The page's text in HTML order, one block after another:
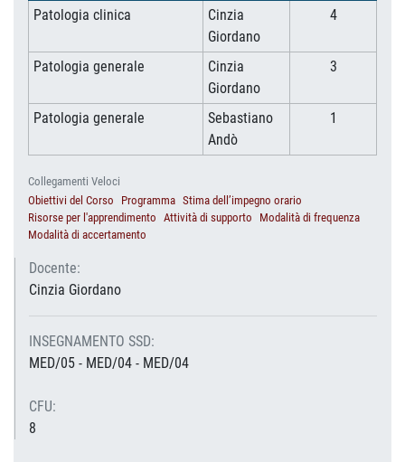
Patologia clinica
Cinzia
Giordano
4
Patologia generale
Cinzia
Giordano
3
Patologia generale
Sebastiano
Andò
1
Collegamenti Veloci
Obiettivi del Corso
Programma Stima dell’impegno orario
Risorse per l'apprendimento Attività di supporto
Modalità di frequenza
Modalità di accertamento
Docente:
Cinzia Giordano
INSEGNAMENTO SSD:
MED/05 - MED/04 - MED/04
CFU:
8